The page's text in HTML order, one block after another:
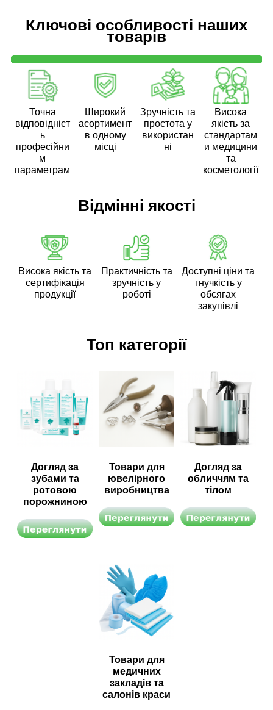
Ключові особливості наших
товарів
Точна
відповідніст
ь
професійни
м
параметрам
Широкий
асортимент
в одному
місці
Зручність та
простота у
використан
ні
Висока
якість за
стандартам
и медицини
та
косметології
Відмінні якості
Висока якість та
сертифікація
продукції
Практичність та
зручність у
роботі
Доступні ціни та
гнучкість у
обсягах
закупівлі
Топ категорії
Догляд за
зубами та
ротовою
порожниною
Товари для
ювелірного
виробництва
Догляд за
обличчям та
тілом
Товари для
медичних
закладів та
салонів краси